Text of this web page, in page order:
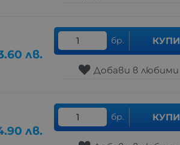
лв.
бр. КУПИ
Добави в любими
лв.
бр. КУПИ